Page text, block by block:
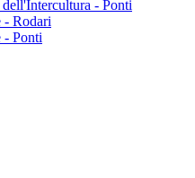
dell'Intercultura - Ponti
- Rodari
- Ponti